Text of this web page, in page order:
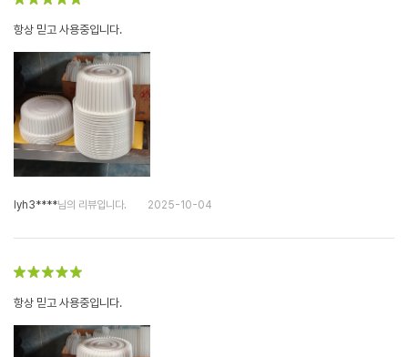
항상 믿고 사용중입니다.
lyh3****님의 리뷰입니다. 2025-10-04
항상 믿고 사용중입니다.